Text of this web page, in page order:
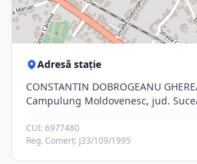
Adresă stație
CONSTANTIN DOBROGEANU
Campulung Moldovenesc, jud.
CUI: 6977480
Reg. Comerț: J33/109/1995